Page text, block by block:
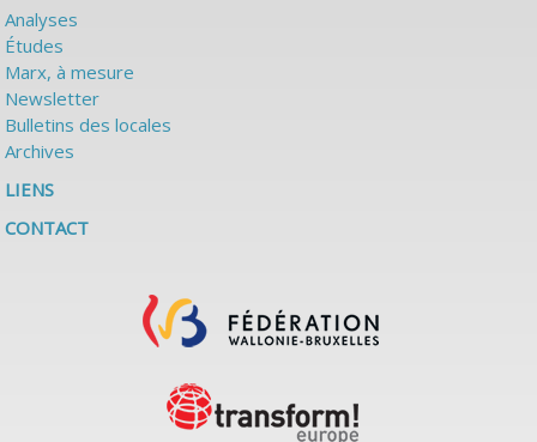
Analyses
Études
Marx, à mesure
Newsletter
Bulletins des locales
Archives
LIENS
CONTACT